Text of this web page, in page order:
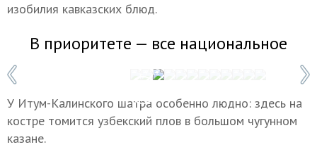
изобилия кавказских блюд.
В приоритете — все национальное
1 / 12
У Итум-Калинского шатра особенно людно: здесь на
костре томится узбекский плов в большом чугунном
казане.